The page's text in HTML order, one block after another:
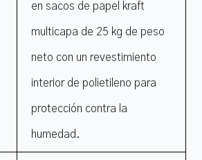
en sacos de papel kraft
multicapa de 25 kg de peso
neto con un revestimiento
interior de polietileno para
protección contra la
humedad.